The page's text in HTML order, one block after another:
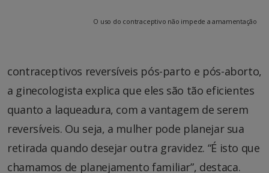
O uso do contraceptivo não impede a amamentação
contraceptivos reversíveis pós-parto e pós-aborto,
a ginecologista explica que eles são tão eficientes
quanto a laqueadura, com a vantagem de serem
reversíveis. Ou seja, a mulher pode planejar sua
retirada quando desejar outra gravidez. “É isto que
chamamos de planejamento familiar”, destaca.